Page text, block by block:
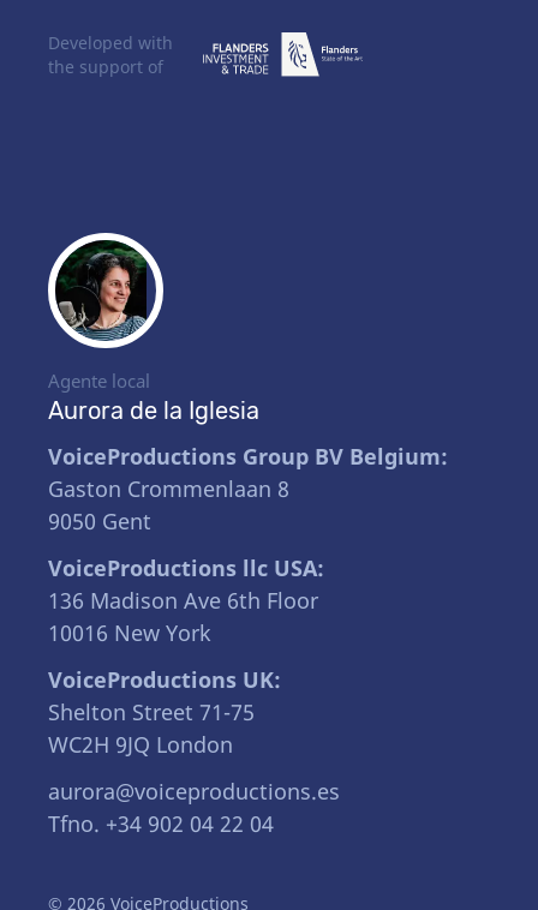
Agente local
Aurora de la Iglesia
VoiceProductions Group BV Belgium:
Gaston Crommenlaan 8
9050 Gent
VoiceProductions llc USA:
136 Madison Ave 6th Floor
10016 New York
VoiceProductions UK:
Shelton Street 71-75
WC2H 9JQ London
aurora@voiceproductions.es
Tfno. +34 902 04 22 04
© 2026 VoiceProductions
Developed with
the support of